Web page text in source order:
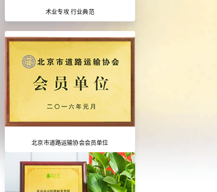
术业专攻 行业典范
北京市道路运输协会会员单位